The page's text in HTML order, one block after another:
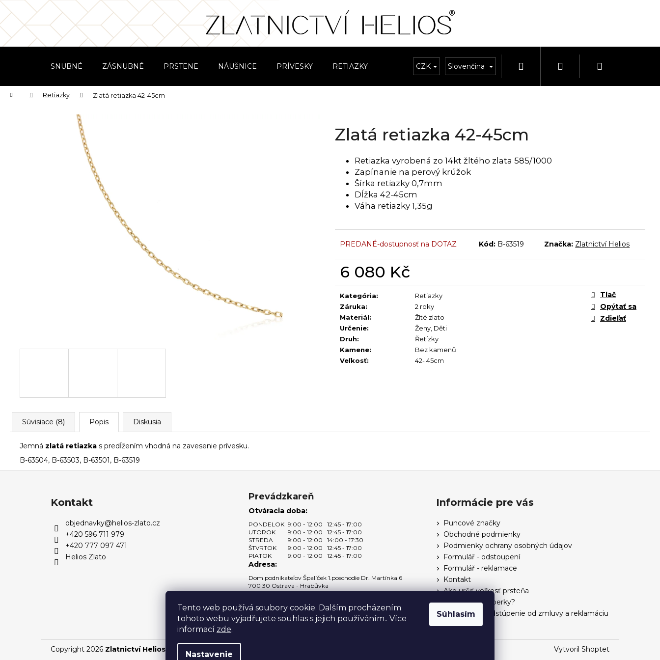
Tento web používá soubory cookie. Dalším procházením
tohoto webu vyjadřujete souhlas s jejich používáním.. Více
informací zde.
Nastavenie
Súhlasím
Prejsť
obsah
SNUBNÉ ZÁSNUBNÉ PRSTENE NÁUŠNICE PRÍVESKY RETIAZKY NÁRAMKY SÚPRAVY HODINKY A REMIENKY HODINY A
CZK Slovenčina Hľadať PrihlásenieNákupný
košík
Domov Retiazky Zlatá retiazka 42-45cm
Zlatá retiazka 42-45cm
Retiazka vyrobená zo 14kt žltého zlata 585/1000
Zapínanie na perový krúžok
Šírka retiazky 0,7mm
Dĺžka 42-45cm
Váha retiazky 1,35g
PREDANÉ-dostupnosť na DOTAZ Kód: B-63519 Značka: Zlatnictví Helios
6 080 Kč
Jednotková
cena:
Kategória:
Retiazky
Záruka:
2 roky
Materiál:
Žlté zlato
Určenie: Ženy, Děti
Druh:
Řetízky
Kamene:
Bez kamenů
Veľkosť: 42- 45cm
Tlač
Opýtať sa
Zdieľať
Súvisiace (8) Popis Diskusia
Jemná zlatá retiazka s predĺžením vhodná na zavesenie prívesku.
B-63504, B-63503, B-63501, B-63519
K
o
š
í
Späť
Späť
Kontakt
objednavky@helios-zlato.cz
+420 596 711 979
+420 777 097 471
Helios Zlato
Prevádzkareň
Otváracia doba:
PONDELOK 9:00 - 12:00
12:45 - 17:00
UTOROK
9:00 - 12:00
12:45 - 17:00
STREDA
9:00 - 12:00
14:00 - 17:30
ŠTVRTOK
9:00 - 12:00
12:45 - 17:00
PIATOK
9:00 - 12:00 12:45 - 17:00
Adresa:
Dom podnikateľov Špalíček 1.poschodie Dr. Martínka 6
700 30 Ostrava - Hrabůvka
Informácie pre vás
Puncové značky
Obchodné podmienky
Podmienky ochrany osobných údajov
Formulář - odstoupení
Formulář - reklamace
Kontakt
Ako určiť veľkosť prsteňa
Ako si vybrať šperky?
Formulár na odstúpenie od zmluvy a reklamáciu
Vytvoril Shoptet
Copyright 2026 Zlatnictví Helios . Všetky práva vyhradené.